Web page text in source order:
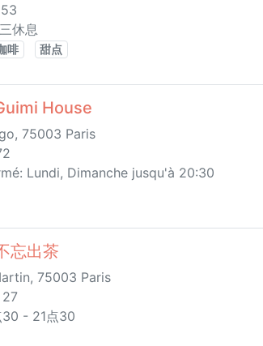
休息
啡 甜点
House
75003 Paris
Lundi, Dimanche jusqu'à 20:30
忘出茶
75003 Paris
30 - 21点30